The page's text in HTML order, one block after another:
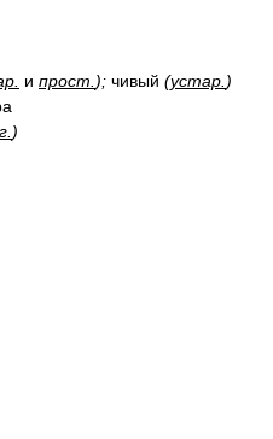
и прост. ); чивый (устар. )
)